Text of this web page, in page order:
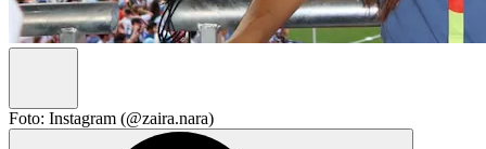
Foto: Instagram (@zaira.nara)